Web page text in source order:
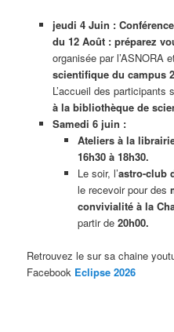
jeudi 4 Juin : Conférence
du 12 Août : préparez
organisée par l’ASNORA
scientifique du campus
L’accueil des participants
à la bibliothèque de
Samedi 6 juin :
Ateliers à la
16h30 à 18h30.
Le soir, l’astro-club
le recevoir pour des
convivialité à la
partir de20h00.
Retrouvez le sur sa chaine
Facebook Eclipse 2026